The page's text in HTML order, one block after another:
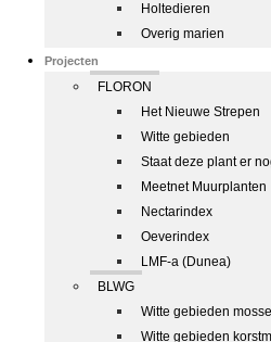
Holtedieren
Overig marien
Projecten
FLORON
Het Nieuwe Strepen
Witte gebieden
Staat deze plant er
Meetnet Muurplanten
Nectarindex
Oeverindex
LMF-a (Dunea)
BLWG
Witte gebieden
Witte gebieden